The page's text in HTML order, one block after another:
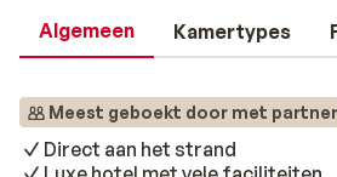
Algemeen Kamertypes
Meest geboekt door met partner
Direct aan het strand